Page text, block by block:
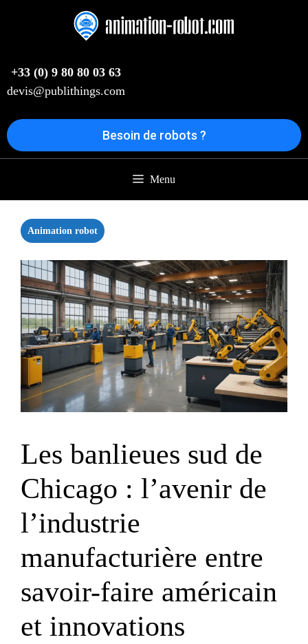
+33 (0) 9 80 80 03 63
devis@publithings.com
Besoin de robots ?
Menu
Animation robot
Les banlieues sud de
Chicago : l’avenir de
l’industrie
manufacturière entre
savoir-faire américain
et innovations